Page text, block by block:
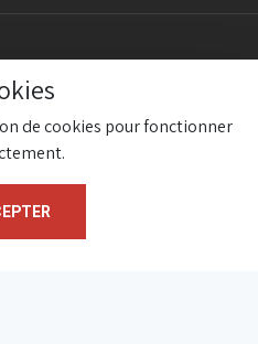
de cookies pour fonctionner